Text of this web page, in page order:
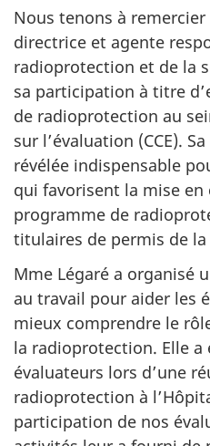
Nous tenons à remercier
directrice et agente
radioprotection et de la
sa participation à titre
de radioprotection au
sur l’évaluation (CCE).
révélée indispensable
qui favorisent la mise
programme de
titulaires de permis de la
Mme Légaré a organisé
au travail pour aider les
mieux comprendre le
la radioprotection. Elle
évaluateurs lors d’une
radioprotection à
participation de nos